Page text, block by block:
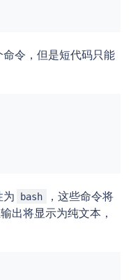
令，但是短代码只能
为 bash
，这些命令将
出将显示为纯文本，